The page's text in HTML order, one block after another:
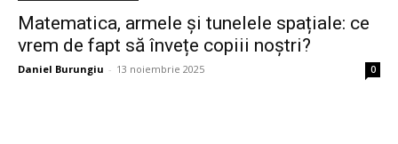
Matematica, armele și tunelele spațiale: ce
vrem de fapt să învețe copiii noștri?
Daniel Burungiu - 13 noiembrie 2025 0